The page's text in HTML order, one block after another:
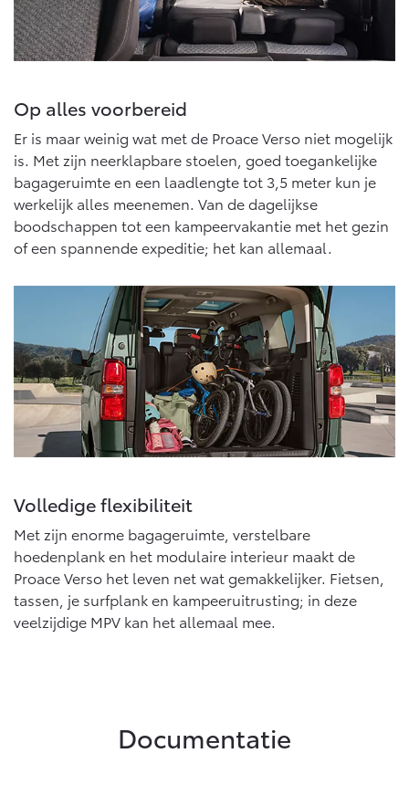
Op alles voorbereid
Er is maar weinig wat met de Proace Verso niet mogelijk
is. Met zijn neerklapbare stoelen, goed toegankelijke
bagageruimte en een laadlengte tot 3,5 meter kun je
werkelijk alles meenemen. Van de dagelijkse
boodschappen tot een kampeervakantie met het gezin
of een spannende expeditie; het kan allemaal.
Volledige flexibiliteit
Met zijn enorme bagageruimte, verstelbare
hoedenplank en het modulaire interieur maakt de
Proace Verso het leven net wat gemakkelijker. Fietsen,
tassen, je surfplank en kampeeruitrusting; in deze
veelzijdige MPV kan het allemaal mee.
Documentatie